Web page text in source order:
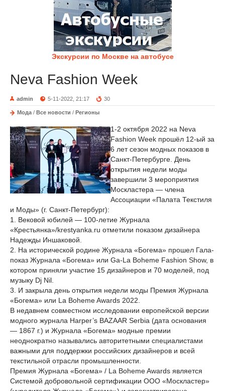
Экскурсии по Москве на автобусе
Neva Fashion Week
admin 5-11-2022, 21:17 30
Мода / Все новости / Регионы
1-2 октября 2022 на Neva
Fashion Week прошёл 12-ый за
6 лет сезон модных показов в
Санкт-Петербурге. День
открытия недели моды
завершили 3 мероприятия
Москластера — члена
Ассоциации «Палата Текстиля
и Моды» (г. Санкт-Петербург):
1. Вековой юбилей — 100-летие Журнала
«Крестьянка»/krestyanka.ru отметили показом дизайнера
Надежды Иншаковой.
2. На исторической родине Журнала «Богема» прошел Гала-
показ Журнала «Богема» или Ga-La Boheme Fashion Show, в
котором приняли участие 15 дизайнеров и 70 моделей, под
музыку Dj Nil.
3. И закрыла день открытия недели моды Премия Журнала
«Богема» или La Boheme Awards 2022.
В недавнем совместном исследовании европейской версии
модного журнала Harper’s BAZAAR Serbia (дата основания
— 1867 г.) и Журнала «Богема» модные премии
неоднократно назывались авторитетными специалистами
важными для поддержки российских дизайнеров и всей
текстильной отрасли промышленности.
Премия Журнала «Богема» / La Boheme Awards является
Системой добровольной сертификации ООО «Москластер»